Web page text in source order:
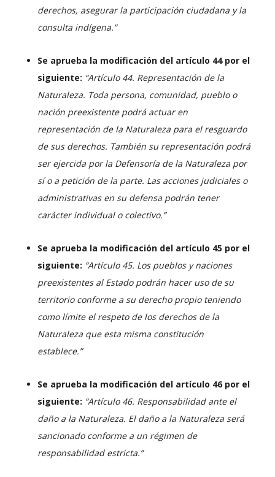
derechos, asegurar la participación ciudadana y la
consulta indígena.”
Se aprueba la modificación del artículo 44 por el
siguiente: “Artículo 44. Representación de la
Naturaleza. Toda persona, comunidad, pueblo o
nación preexistente podrá actuar en
representación de la Naturaleza para el resguardo
de sus derechos. También su representación podrá
ser ejercida por la Defensoría de la Naturaleza por
sí o a petición de la parte. Las acciones judiciales o
administrativas en su defensa podrán tener
carácter individual o colectivo.”
Se aprueba la modificación del artículo 45 por el
siguiente: “Artículo 45. Los pueblos y naciones
preexistentes al Estado podrán hacer uso de su
territorio conforme a su derecho propio teniendo
como límite el respeto de los derechos de la
Naturaleza que esta misma constitución
establece.”
Se aprueba la modificación del artículo 46 por el
siguiente: “Artículo 46. Responsabilidad ante el
daño a la Naturaleza. El daño a la Naturaleza será
sancionado conforme a un régimen de
responsabilidad estricta.”